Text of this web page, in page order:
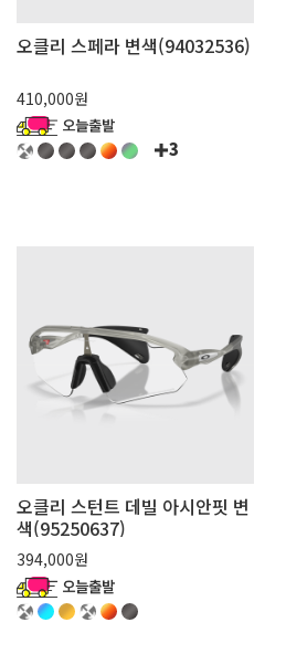
오클리 스페라 변색(94032536)
410,000원
3
오클리 스턴트 데빌 아시안핏 변
색(95250637)
394,000원